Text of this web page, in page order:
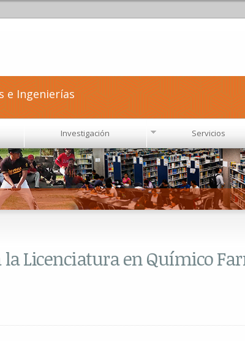
e Ingenierías
Investigación Servicios
Licenciatura en Químico